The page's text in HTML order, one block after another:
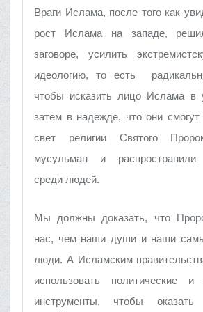
Враги Ислама, после того как
рост Ислама на западе,
заговоре, усилить
идеологию, то есть
чтобы исказить лицо Ислама
затем в надежде, что они смогут
свет религии Святого
мусульман и
среди людей.
Мы должны доказать, что
нас, чем наши души и наши
люди. А Исламским
использовать политические и
инструменты, чтобы